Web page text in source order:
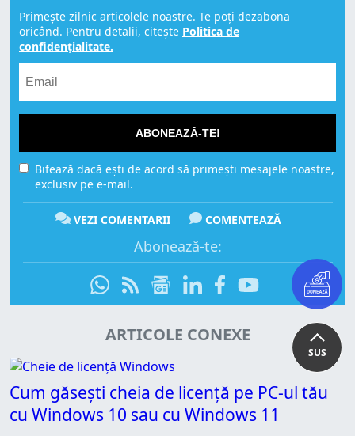
SUS
Primește zilnic articolele noastre. Te poți dezabona
oricând. Pentru detalii, citește Politica de
confidențialitate.
ABONEAZĂ-TE!
Bifează dacă ești de acord să primești mesajele noastre,
exclusiv pe e-mail.
VEZI COMENTARII COMENTEAZĂ
Abonează-te:
ARTICOLE CONEXE
Cum găsești cheia de licență pe PC-ul tău
cu Windows 10 sau cu Windows 11